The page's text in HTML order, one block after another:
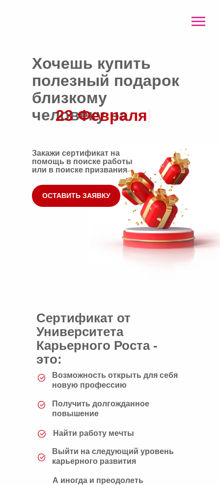
Закажи сертификат на
помощь в поиске работы
или в поиске призвания
ОСТАВИТЬ ЗАЯВКУ
Хочешь купить
полезный подарок
близкому
человекуна
2|
Возможность открыть для себя
новую профессию
Получить долгожданное
повышение
Найти работу мечты
Выйти на следующий уровень
карьерного развития
А иногда и преодолеть
Сертификат от
Университета
Карьерного Роста -
это: